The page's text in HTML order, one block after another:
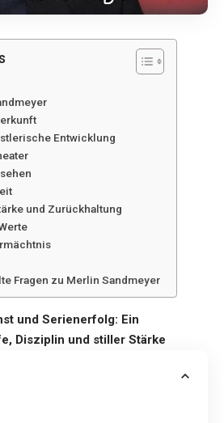
Entwicklung
und Zurückhaltung
Fragen zu Merlin Sandmeyer
und Serienerfolg: Ein
Disziplin und stiller Stärke